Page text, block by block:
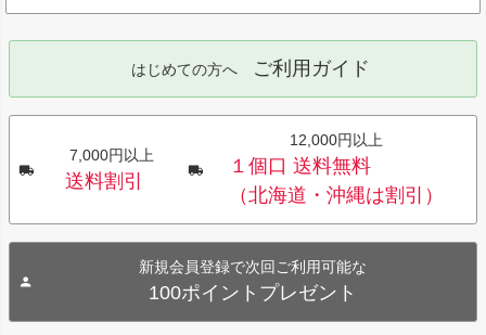
はじめての方へ ご利用ガイド
7,000円以上
送料割引
12,000円以上
１個口 送料無料
（北海道・沖縄は割引）
新規会員登録で次回ご利用可能な
100ポイントプレゼント